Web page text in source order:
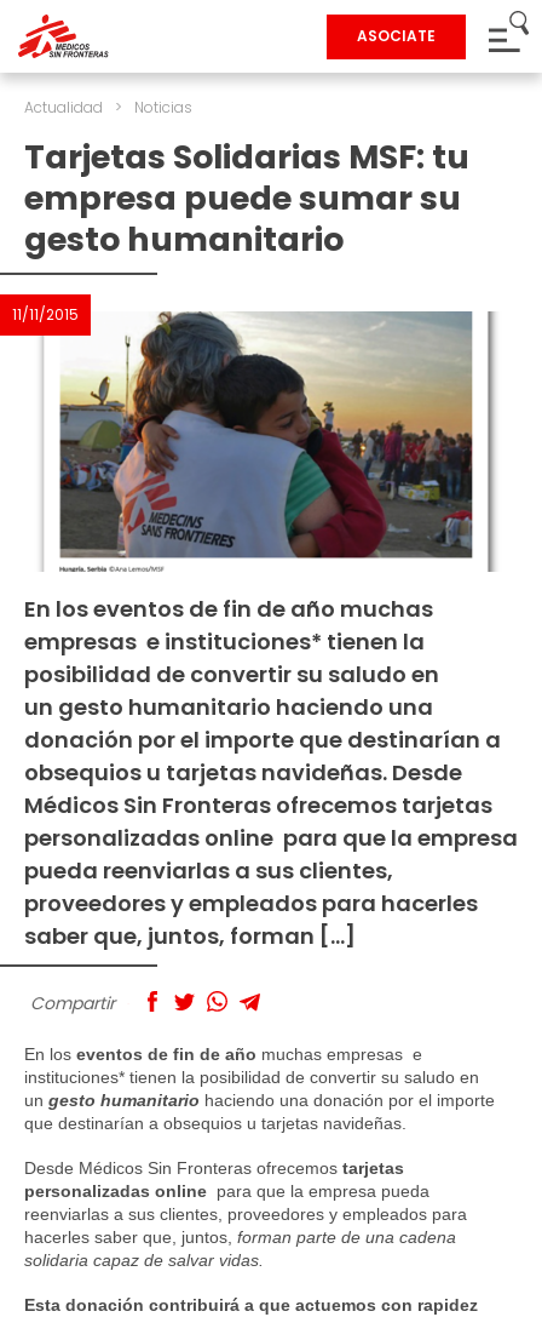
ASOCIATE
Actualidad > Noticias
Tarjetas Solidarias MSF: tu
empresa puede sumar su
gesto humanitario
11/11/2015
En los eventos de fin de año muchas
empresas e instituciones* tienen la
posibilidad de convertir su saludo en
un gesto humanitario haciendo una
donación por el importe que destinarían a
obsequios u tarjetas navideñas. Desde
Médicos Sin Fronteras ofrecemos tarjetas
personalizadas online para que la empresa
pueda reenviarlas a sus clientes,
proveedores y empleados para hacerles
saber que, juntos, forman […]
Compartir
En los eventos de fin de año muchas empresas e
instituciones* tienen la posibilidad de convertir su saludo en
un gesto humanitario haciendo una donación por el importe
que destinarían a obsequios u tarjetas navideñas.
Desde Médicos Sin Fronteras ofrecemos tarjetas
personalizadas online para que la empresa pueda
reenviarlas a sus clientes, proveedores y empleados para
hacerles saber que, juntos, forman parte de una cadena
solidaria capaz de salvar vidas.
Esta donación contribuirá a que actuemos con rapidez